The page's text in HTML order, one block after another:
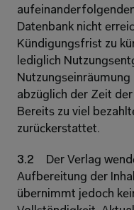
Datenbank nicht
Kündigungsfrist zu
lediglich
abzüglich der Zeit
Bereits zu viel
zurückerstattet.
3.2
Der Verlag
Aufbereitung der
übernimmt jedoch